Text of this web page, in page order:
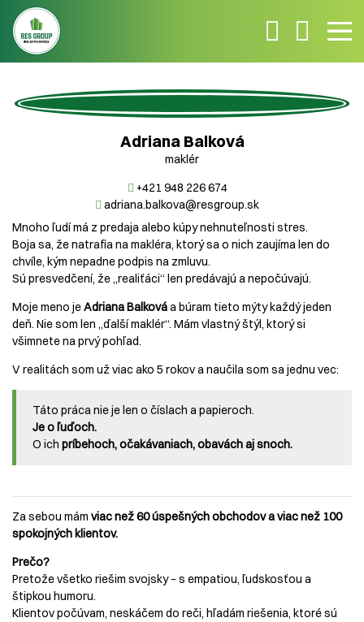
Adriana Balková
maklér
+421 948 226 674
adriana.balkova@resgroup.sk
Mnoho ľudí má z predaja alebo kúpy nehnuteľnosti stres.
Boja sa, že natrafia na makléra, ktorý sa o nich zaujíma len do
chvíle, kým nepadne podpis na zmluvu.
Sú presvedčení, že „realiťáci“ len predávajú a nepočúvajú.
Moje meno jeAdriana Balkováa búram tieto mýty každý jeden
deň. Nie som len „ďalší maklér“. Mám vlastný štýl, ktorý si
všimnete na prvý pohľad.
V realitách som už viac ako 5 rokov a naučila som sa jednu vec:
Táto práca nie je len o číslach a papieroch.
Je o ľuďoch.
O ich príbehoch, očakávaniach, obavách aj snoch.
Za sebou mám viac než 60 úspešných obchodov a viac než 100
spokojných klientov.
Prečo?
Pretože všetko riešim svojsky – s empatiou, ľudskosťou a
štipkou humoru.
Klientov počúvam, neskáčem do reči, hľadám riešenia, ktoré sú